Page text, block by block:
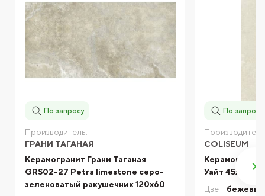
По запросу
Производитель:
ГРАНИ ТАГАНАЯ
Керамогранит Грани Таганая
GRS02-27 Petra limestone серо-
зеленоватый ракушечник 120х60
По запросу
COLISEUM
Уайт 45х90 см
Цвет: